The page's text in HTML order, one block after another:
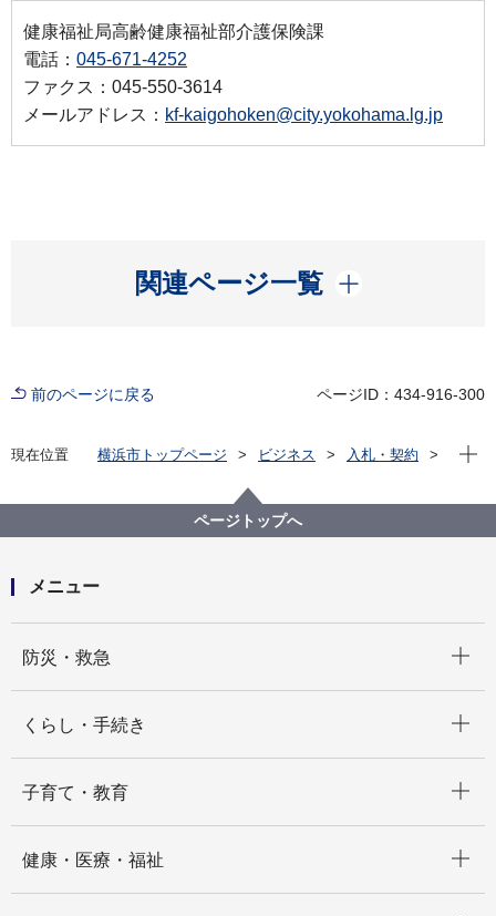
健康福祉局高齢健康福祉部介護保険課
電話： 045-671-4252
ファクス：045-550-3614
メールアドレス： kf-kaigohoken@city.yokohama.lg.jp
関連ページ一覧
開く
前のページに戻る ページID：434-916-300
現在位置 横浜市トップページ ビジネス
入札・契約
【終了しました】【公募型指名競争入札】介護保険料
年間納付済額のお知らせ用ハガキの作成等業務委託
現在
ページトップへ
メニュー
防災・救急
くらし・手続き
子育て・教育
健康・医療・福祉